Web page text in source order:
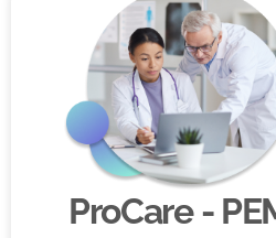
ProCare -